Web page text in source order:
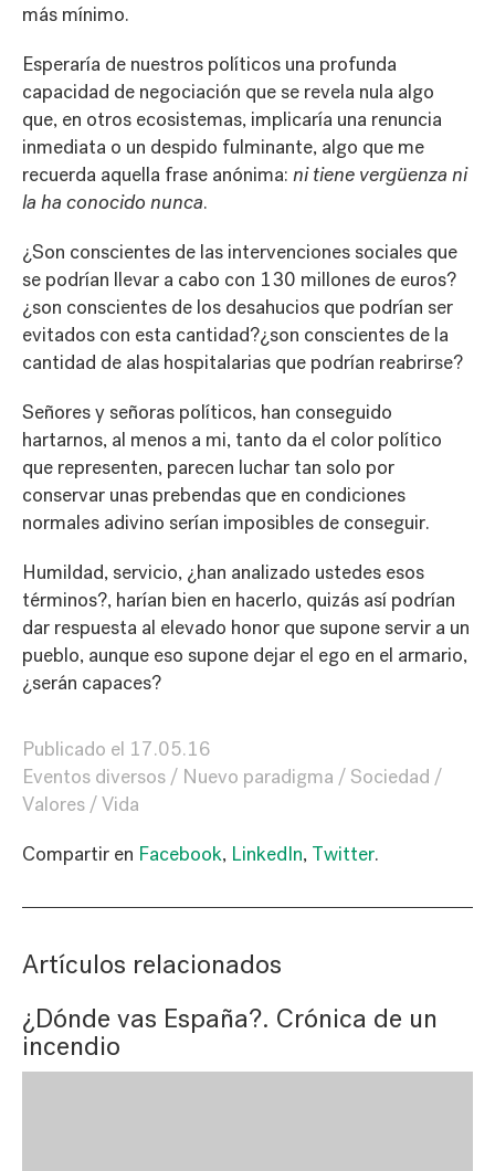
más mínimo.
Esperaría de nuestros políticos una profunda
capacidad de negociación que se revela nula algo
que, en otros ecosistemas, implicaría una renuncia
inmediata o un despido fulminante, algo que me
recuerda aquella frase anónima: ni tiene vergüenza ni
la ha conocido nunca.
¿Son conscientes de las intervenciones sociales que
se podrían llevar a cabo con 130 millones de euros?
¿son conscientes de los desahucios que podrían ser
evitados con esta cantidad?¿son conscientes de la
cantidad de alas hospitalarias que podrían reabrirse?
Señores y señoras políticos, han conseguido
hartarnos, al menos a mi, tanto da el color político
que representen, parecen luchar tan solo por
conservar unas prebendas que en condiciones
normales adivino serían imposibles de conseguir.
Humildad, servicio, ¿han analizado ustedes esos
términos?, harían bien en hacerlo, quizás así podrían
dar respuesta al elevado honor que supone servir a un
pueblo, aunque eso supone dejar el ego en el armario,
¿serán capaces?
Publicado el 17.05.16
Eventos diversos
Nuevo paradigma
Sociedad
Valores
Vida
Compartir en Facebook, LinkedIn, Twitter.
Artículos relacionados
¿Dónde vas España?. Crónica de un
incendio